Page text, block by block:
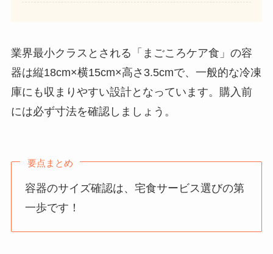
業界最小クラスとされる「まごころケア食」の容
器は縦18cm×横15cm×高さ3.5cmで、一般的な冷凍
庫にも収まりやすい設計となっています。購入前
には必ず寸法を確認しましょう。
要点まとめ
容器のサイズ確認は、宅食サービス選びの第
一歩です！